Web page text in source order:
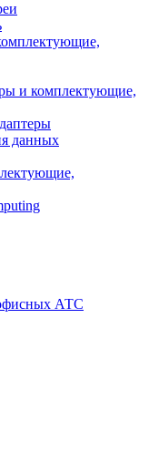
и комплектующие,
данных
АТС